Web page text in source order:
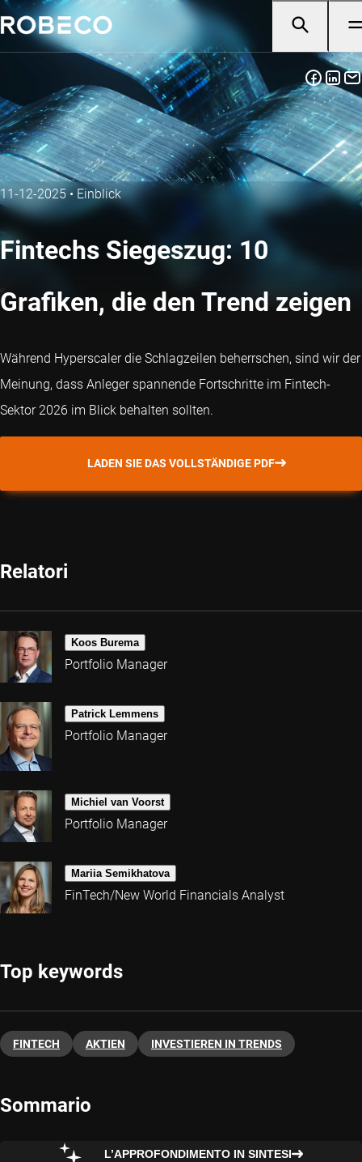
11-12-2025• Einblick
Fintechs Siegeszug: 10
Grafiken, die den Trend zeigen
Während Hyperscaler die Schlagzeilen beherrschen, sind wir der
Meinung, dass Anleger spannende Fortschritte im Fintech-
Sektor 2026 im Blick behalten sollten.
LADEN SIE DAS VOLLSTÄNDIGE PDF
Relatori
Koos Burema
Portfolio Manager
Patrick Lemmens
Portfolio Manager
Michiel van Voorst
Portfolio Manager
Mariia Semikhatova
FinTech/New World Financials Analyst
Top keywords
FINTECH AKTIEN INVESTIEREN IN TRENDS
Sommario
L’APPROFONDIMENTO IN SINTESI